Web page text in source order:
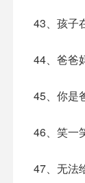
43、孩子
44、爸爸
45、你是
46、笑一
47、无法